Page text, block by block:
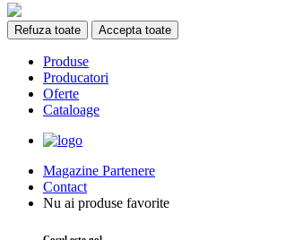
Refuza toate Accepta toate
Produse
Producatori
Oferte
Cataloage
Magazine Partenere
Contact
Nu ai produse favorite